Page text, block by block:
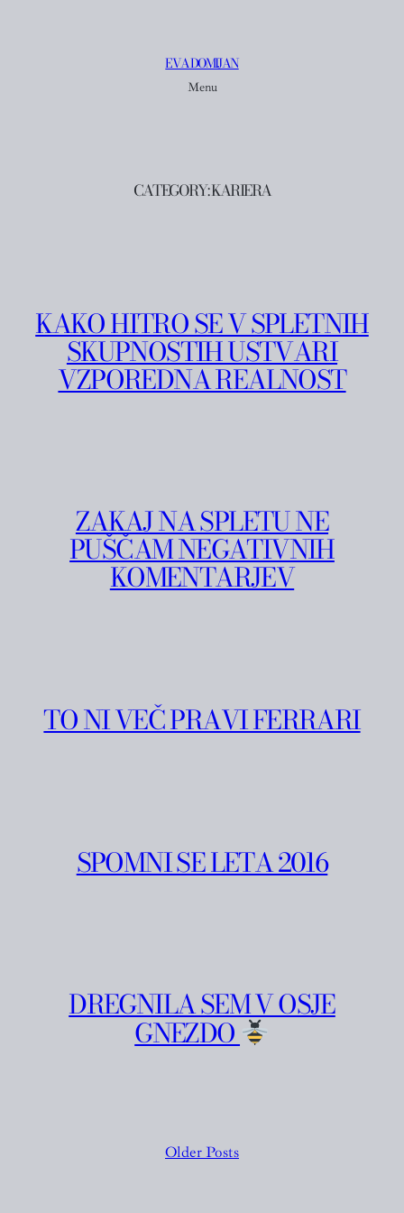
EVA DOMIJAN
Menu
CATEGORY:KARIERA
KAKO HITRO SE V SPLETNIH
SKUPNOSTIH USTVARI
VZPOREDNA REALNOST
ZAKAJ NA SPLETU NE
PUŠČAM NEGATIVNIH
KOMENTARJEV
TO NI VEČ PRAVI FERRARI
SPOMNI SE LETA 2016
DREGNILA SEM V OSJE
GNEZDO
Older Posts